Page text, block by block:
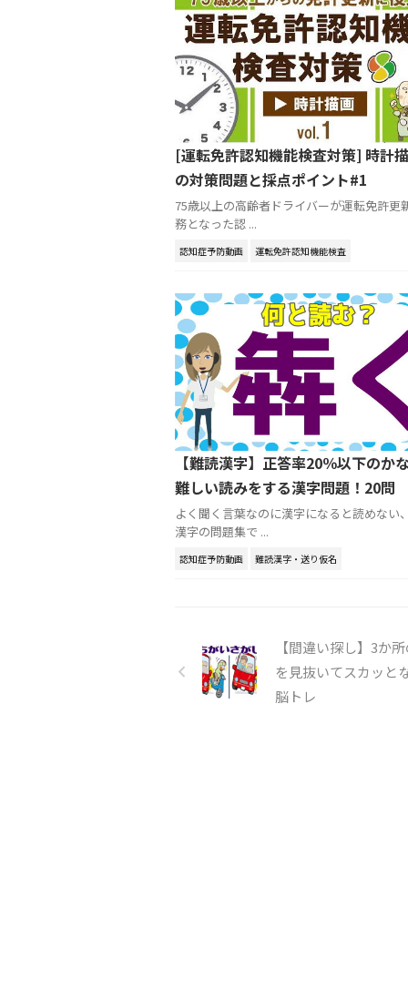
[運転免許認知機能検査対策] 時計
の対策問題と採点ポイント#1
75歳以上の高齢者ドライバーが運転免許更
務となった認 ...
認知症予防動画 運転免許認知機能検査
【難読漢字】正答率20％以下のか
難しい読みをする漢字問題！20問
よく聞く言葉なのに漢字になると読めない
漢字の問題集で ...
認知症予防動画 難読漢字・送り仮名
【間違い探し】3か
を見抜いてスカッと
脳トレ